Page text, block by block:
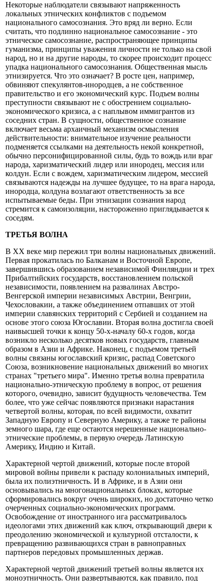
Некоторые наблюдатели связывают напряженность
локальных этнических конфликтов с подъемом
национального самосознания. Это вряд ли верно. Если
считать, что подлинно национальное самосознание - это
этническое самосознание, распространяющее принципы
гуманизма, принципы уважения личности не только на свой
народ, но и на другие народы, то скорее происходит процесс
упадка национального самосознания. Общественная мысль
этнизируется. Что это означает? В росте цен, например,
обвиняют спекулянтов-инородцев, а не собственное
правительство и его экономический курс. Подъем волны
преступности связывают не с обострением социально-
экономического кризиса, а с наплывом иммигрантов из
соседних стран. В сущности, общественное сознание
включает весьма архаичный механизм осмысления
действительности: внимательное изучение реальности
подменяется ссылками на деятельность некой конкретной,
обычно персонифицированной силы, будь то вождь или враг
народа, харизматический лидер или инородец, мессия или
колдун. Если с вождем, харизматическим лидером, мессией
связываются надежды на лучшее будущее, то на врага народа,
инородца, колдуна возлагают ответственность за все
испытываемые беды. При этнизации сознания народ
стремится к самоизоляции, настороженно приглядывается к
соседям.
ТРЕТЬЯ ВОЛНА
В XX веке мир пережил три волны национальных движений.
Первая прокатилась по Балканам и Восточной Европе,
завершившись образованием независимой Финляндии и трех
Прибалтийских государств, восстановлением польской
независимости, появлением на развалинах Австро-
Венгерской империи независимых Австрии, Венгрии,
Чехословакии, а также объединением отпавших от этой
империи славянских территорий с Сербией и созданием на
основе этого союза Югославии. Вторая волна достигла своей
наивысшей точки к концу 50-х-началу 60-х годов, когда
возникло несколько десятков новых государств, главным
образом в Азии и Африке. Наконец, с подъемом третьей
волны связаны югославский кризис, распад Советского
Союза, возникновение национальных движений во многих
странах "третьего мира". Именно третья волна превратила
национально-этническую проблему в вопрос, от решения
которого, очевидно, зависит будущность человечества. Тем
более, что уже сейчас появляются признаки нарастания
четвертой волны, которая, по всей видимости, охватит
Западную Европу и Северную Америку, а также те районы
земного шара, где еще остаются нерешенные национально-
этнические проблемы, в первую очередь Латинскую
Америку, Индию и Китай.
Характерной чертой движений, которые после второй
мировой войны привели к распаду колониальных империй,
была их полиэтничность. И в Африке, и в Азии они
основывались на многонациональных блоках, которые
сформировались вокруг очень широких, но достаточно четко
очерченных социально-экономических программ.
Освобождение от иностранного ига рассматривалось
идеологами этих движений как ключ, открывающий двери к
преодолению экономической и культурной отсталости, к
превращению развивающихся стран в равноправных
партнеров передовых промышленных держав.
Характерной чертой движений третьей волны является их
моноэтничность. Они развертываются, как правило, под